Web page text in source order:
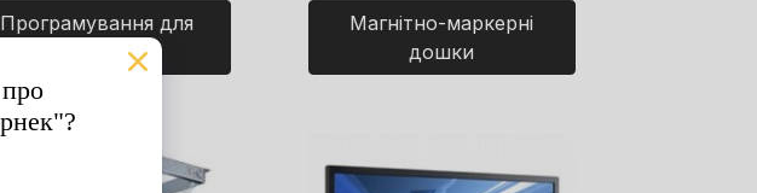
Програмування для
дітей. Ігри.
Магнітно-маркерні
дошки